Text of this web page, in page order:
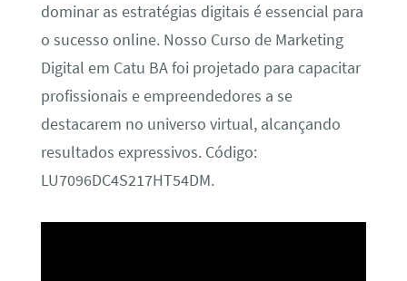
dominar as estratégias digitais é essencial para
o sucesso online. Nosso Curso de Marketing
Digital em Catu BA foi projetado para capacitar
profissionais e empreendedores a se
destacarem no universo virtual, alcançando
resultados expressivos. Código:
LU7096DC4S217HT54DM.